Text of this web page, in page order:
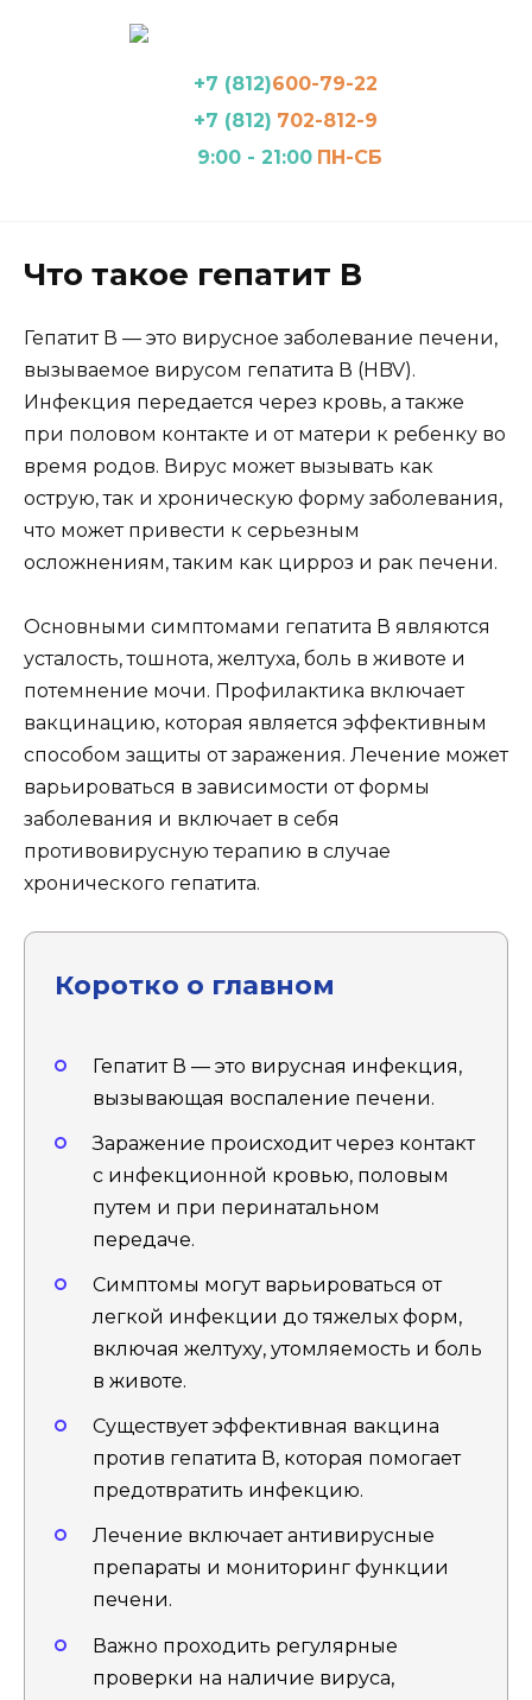
+7 (812)600-79-22
+7 (812) 702-812-9
9:00 - 21:00 ПН-СБ
Что такое гепатит В
Гепатит В — это вирусное заболевание печени,
вызываемое вирусом гепатита В (HBV).
Инфекция передается через кровь, а также
при половом контакте и от матери к ребенку во
время родов. Вирус может вызывать как
острую, так и хроническую форму заболевания,
что может привести к серьезным
осложнениям, таким как цирроз и рак печени.
Основными симптомами гепатита В являются
усталость, тошнота, желтуха, боль в животе и
потемнение мочи. Профилактика включает
вакцинацию, которая является эффективным
способом защиты от заражения. Лечение может
варьироваться в зависимости от формы
заболевания и включает в себя
противовирусную терапию в случае
хронического гепатита.
Коротко о главном
Гепатит В — это вирусная инфекция,
вызывающая воспаление печени.
Заражение происходит через контакт
с инфекционной кровью, половым
путем и при перинатальном
передаче.
Симптомы могут варьироваться от
легкой инфекции до тяжелых форм,
включая желтуху, утомляемость и боль
в животе.
Существует эффективная вакцина
против гепатита В, которая помогает
предотвратить инфекцию.
Лечение включает антивирусные
препараты и мониторинг функции
печени.
Важно проходить регулярные
проверки на наличие вируса,